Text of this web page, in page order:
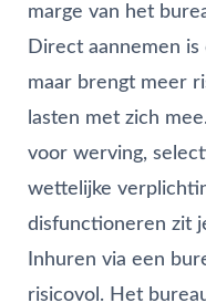
marge van het
Direct aannemen
maar brengt meer
lasten met zich
voor werving,
wettelijke
disfunctioneren zit
Inhuren via een
risicovol. Het